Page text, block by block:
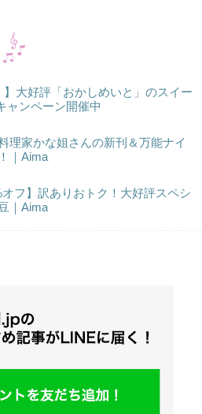
】大好評「おかしめいと」のスイー
ャンペーン開催中
理家かな姐さんの新刊＆万能ナイ
｜Aima
オフ】訳ありおトク！大好評スペシ
｜Aima